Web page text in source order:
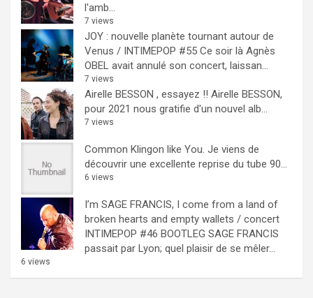
l'amb...
7 views
JOY : nouvelle planète tournant autour de
Venus / INTIMEPOP #55 Ce soir là Agnès
OBEL avait annulé son concert, laissan...
7 views
Airelle BESSON , essayez !! Airelle BESSON,
pour 2021 nous gratifie d'un nouvel alb...
7 views
Common Klingon like You. Je viens de
découvrir une excellente reprise du tube 90...
6 views
I’m SAGE FRANCIS, I come from a land of
broken hearts and empty wallets / concert
INTIMEPOP #46 BOOTLEG SAGE FRANCIS
passait par Lyon; quel plaisir de se mêler...
6 views